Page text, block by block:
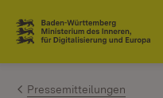
Zum Inhalt springen
Link zur Startseite
Pressemitteilungen